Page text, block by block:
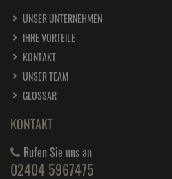
UNSER UNTERNEHMEN
IHRE VORTEILE
KONTAKT
UNSER TEAM
GLOSSAR
KONTAKT
Rufen Sie uns an
02404 5967475